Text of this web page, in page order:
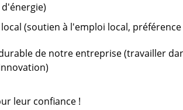
(soutien à l'emploi local,
de notre entreprise (travailler
leur confiance !